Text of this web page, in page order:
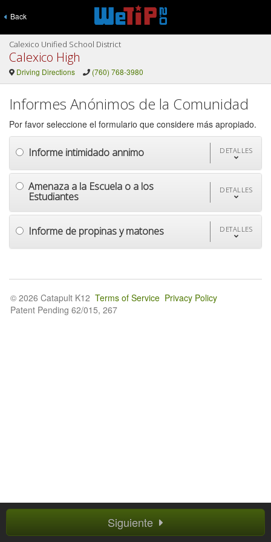
Back
Calexico Unified School District
Calexico High
Driving Directions (760) 768-3980
Informes Anónimos de la Comunidad
Por favor seleccione el formulario que considere más apropiado.
Informe intimidado annimo DETALLES
Amenaza a la Escuela o a los
Estudiantes
DETALLES
Informe de propinas y matones DETALLES
Siguiente
© 2026 Catapult K12 Terms of Service Privacy Policy
Patent Pending 62/015, 267